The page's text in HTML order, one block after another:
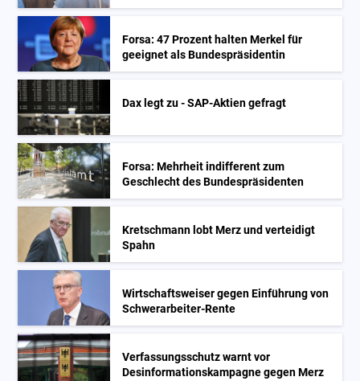
Forsa: 47 Prozent halten Merkel für
geeignet als Bundespräsidentin
Dax legt zu - SAP-Aktien gefragt
Forsa: Mehrheit indifferent zum
Geschlecht des Bundespräsidenten
Kretschmann lobt Merz und verteidigt
Spahn
Wirtschaftsweiser gegen Einführung von
Schwerarbeiter-Rente
Verfassungsschutz warnt vor
Desinformationskampagne gegen Merz